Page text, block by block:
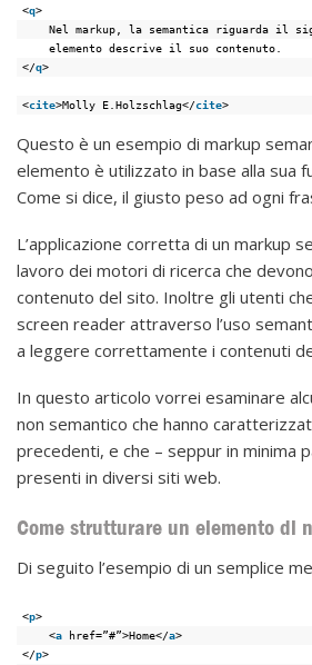
<q>
Nel markup, la semantica riguarda il
elemento descrive il suo contenuto.
</q>
<cite>Molly E.Holzschlag</cite>
Questo è un esempio di markup
elemento è utilizzato in base alla sua
Come si dice, il giusto peso ad ogni
L’applicazione corretta di un markup
lavoro dei motori di ricerca che
contenuto del sito. Inoltre gli utenti
screen reader attraverso l’uso
a leggere correttamente i contenuti
In questo articolo vorrei esaminare
non semantico che hanno
precedenti, e che – seppur in minima
presenti in diversi siti web.
Come strutturare un elemento di
Di seguito l’esempio di un semplice
<p>
<a href=”#”>Home</a>
</p>